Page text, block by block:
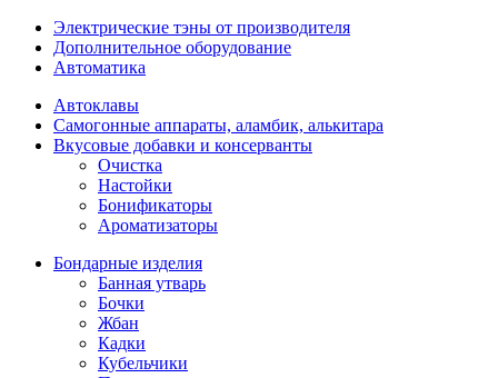
Электрические тэны от производителя
Дополнительное оборудование
Автоматика
Автоклавы
Самогонные аппараты, аламбик, алькитара
Вкусовые добавки и консерванты
Очистка
Настойки
Бонификаторы
Ароматизаторы
Бондарные изделия
Банная утварь
Бочки
Жбан
Кадки
Кубельчики